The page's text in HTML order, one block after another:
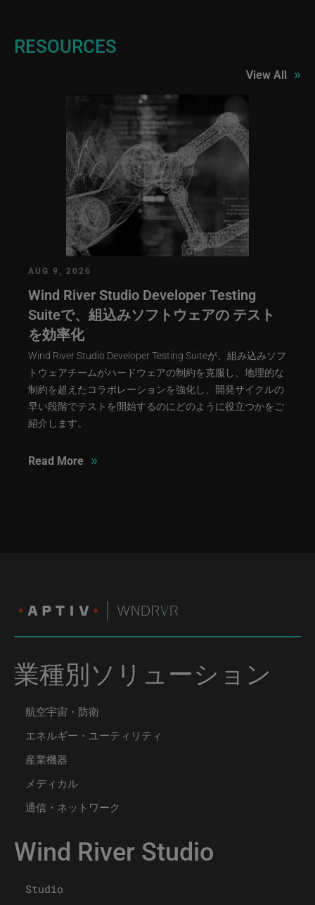
RESOURCES
View All »
AUG 9, 2026
Wind River Studio Developer Testing
Suiteで、組込みソフトウェアの テスト
を効率化
Wind River Studio Developer Testing Suiteが、組み込みソフ
トウェアチームがハードウェアの制約を克服し、地理的な
制約を超えたコラボレーションを強化し、開発サイクルの
早い段階でテストを開始するのにどのように役立つかをご
紹介します。
Read More »
業種別ソリューション
航空宇宙・防衛
エネルギー・ユーティリティ
産業機器
メディカル
通信・ネットワーク
Wind River Studio
Studio